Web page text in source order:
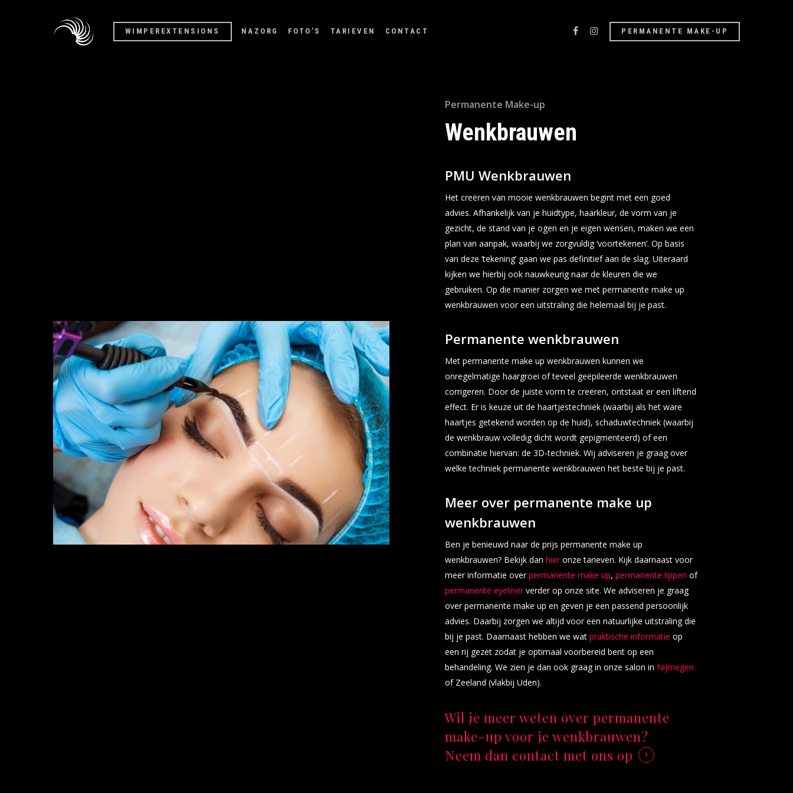
WIMPEREXTENSIONS NAZORG FOTO’S TARIEVEN CONTACT PERMANENTE MAKE-UP
Permanente Make-up
Wenkbrauwen
PMU Wenkbrauwen
Het creëren van mooie wenkbrauwen begint met een goed
advies. Afhankelijk van je huidtype, haarkleur, de vorm van je
gezicht, de stand van je ogen en je eigen wensen, maken we een
plan van aanpak, waarbij we zorgvuldig ‘voortekenen’. Op basis
van deze ‘tekening’ gaan we pas definitief aan de slag. Uiteraard
kijken we hierbij ook nauwkeurig naar de kleuren die we
gebruiken. Op die manier zorgen we met permanente make up
wenkbrauwen voor een uitstraling die helemaal bij je past.
Permanente wenkbrauwen
Met permanente make up wenkbrauwen kunnen we
onregelmatige haargroei of teveel geëpileerde wenkbrauwen
corrigeren. Door de juiste vorm te creëren, ontstaat er een liftend
effect. Er is keuze uit de haartjestechniek (waarbij als het ware
haartjes getekend worden op de huid), schaduwtechniek (waarbij
de wenkbrauw volledig dicht wordt gepigmenteerd) of een
combinatie hiervan: de 3D-techniek. Wij adviseren je graag over
welke techniek permanente wenkbrauwen het beste bij je past.
Meer over permanente make up
wenkbrauwen
Ben je benieuwd naar de prijs permanente make up
wenkbrauwen? Bekijk dan hieronze tarieven. Kijk daarnaast voor
meer informatie overpermanente make up, permanente lippen of
permanente eyelinerverder op onze site. We adviseren je graag
over permanente make up en geven je een passend persoonlijk
advies. Daarbij zorgen we altijd voor een natuurlijke uitstraling die
bij je past. Daarnaast hebben we wat praktische informatie op
een rij gezet zodat je optimaal voorbereid bent op een
behandeling. We zien je dan ook graag in onze salon in Nijmegen
of Zeeland (vlakbij Uden).
Wil je meer weten over permanente
make-up voor je wenkbrauwen?
Neem dan contact met ons op